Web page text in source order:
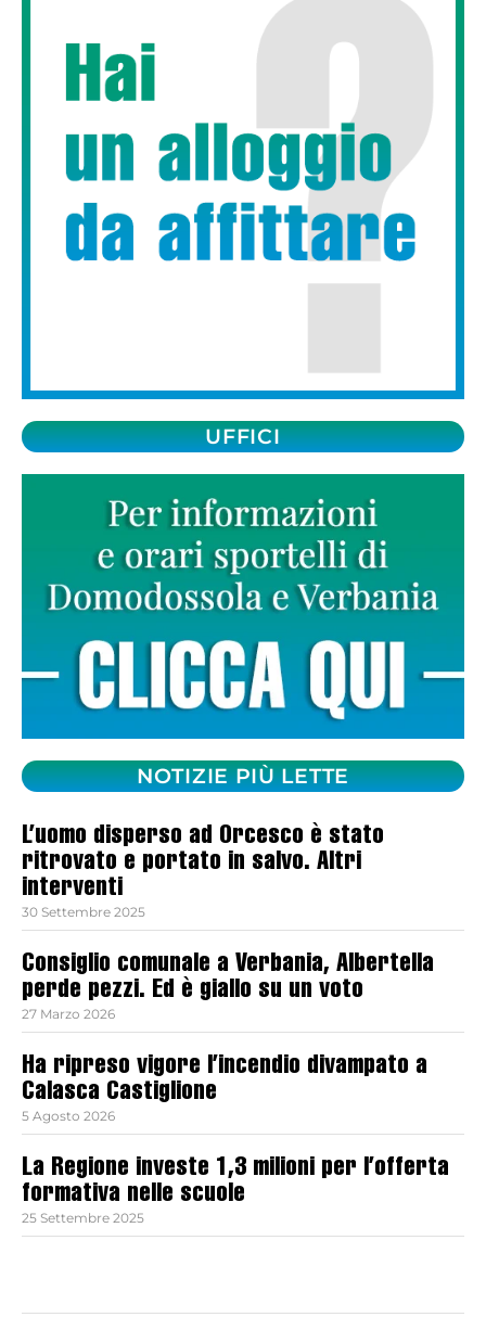
UFFICI
NOTIZIE PIÙ LETTE
L’uomo disperso ad Orcesco è stato
ritrovato e portato in salvo. Altri
interventi
30 Settembre 2025
Consiglio comunale a Verbania, Albertella
perde pezzi. Ed è giallo su un voto
27 Marzo 2026
Ha ripreso vigore l’incendio divampato a
Calasca Castiglione
5 Agosto 2026
La Regione investe 1,3 milioni per l’offerta
formativa nelle scuole
25 Settembre 2025